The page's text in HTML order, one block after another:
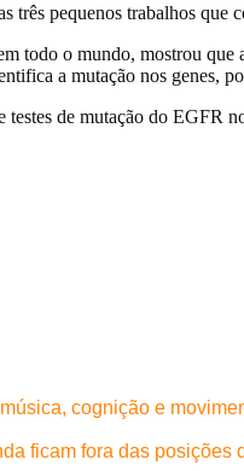
três pequenos trabalhos que
o mundo, mostrou
a mutação nos genes,
de mutação do EGFR
cognição e
ficam fora das posições